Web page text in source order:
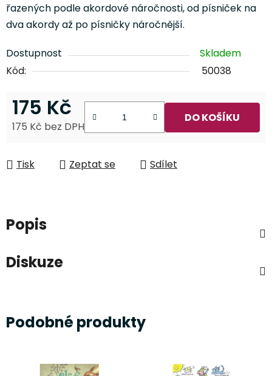
řazených podle akordové náročnosti, od písniček na
dva akordy až po písničky náročnější.
Dostupnost
Skladem
Kód:
50038
175 Kč
175 Kč bez DPH
DO KOŠÍKU
Tisk Zeptat se Sdílet
Popis
Diskuze
Podobné produkty